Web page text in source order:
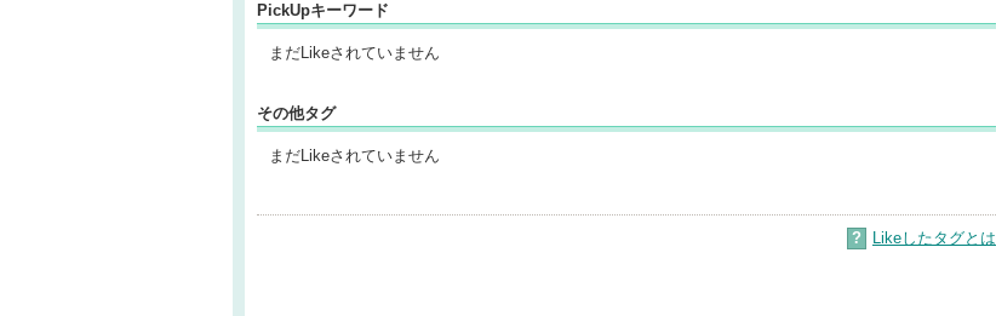
PickUpキーワード
まだLikeされていません
その他タグ
まだLikeされていません
? Likeしたタグとは